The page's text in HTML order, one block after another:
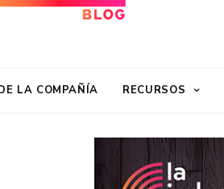
LA COMPAÑÍA RECURSOS